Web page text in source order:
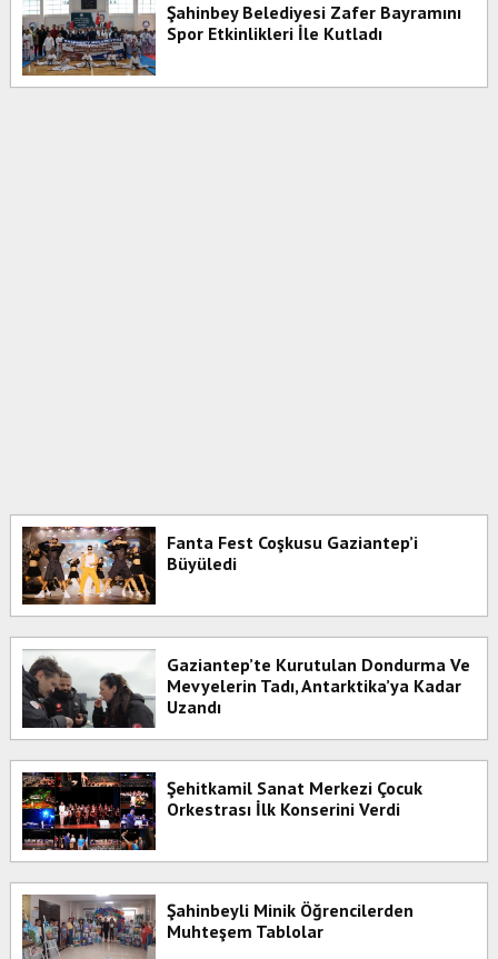
Şahinbey Belediyesi Zafer Bayramını
Spor Etkinlikleri İle Kutladı
Fanta Fest Coşkusu Gaziantep’i
Büyüledi
Gaziantep’te Kurutulan Dondurma Ve
Mevyelerin Tadı, Antarktika’ya Kadar
Uzandı
Şehitkamil Sanat Merkezi Çocuk
Orkestrası İlk Konserini Verdi
Şahinbeyli Minik Öğrencilerden
Muhteşem Tablolar